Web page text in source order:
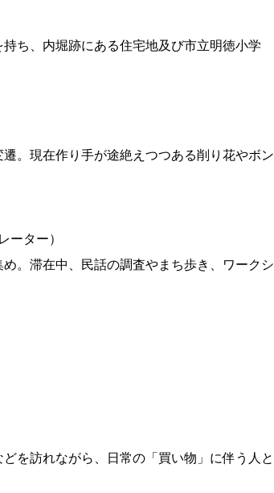
ち、内堀跡にある住宅地及び市立明徳小学
。現在作り手が途絶えつつある削り花やボン
ター）
。滞在中、民話の調査やまち歩き、ワークシ
を訪れながら、日常の「買い物」に伴う人と